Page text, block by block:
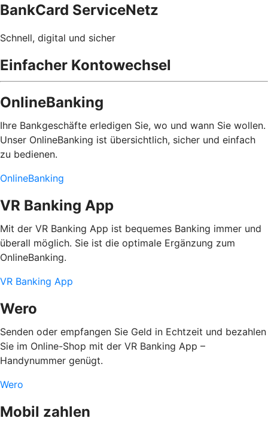
BankCard ServiceNetz
Schnell, digital und sicher
Einfacher Kontowechsel
OnlineBanking
Ihre Bankgeschäfte erledigen Sie, wo und wann Sie wollen.
Unser OnlineBanking ist übersichtlich, sicher und einfach
zu bedienen.
OnlineBanking
VR Banking App
Mit der VR Banking App ist bequemes Banking immer und
überall möglich. Sie ist die optimale Ergänzung zum
OnlineBanking.
VR Banking App
Wero
Senden oder empfangen Sie Geld in Echtzeit und bezahlen
Sie im Online-Shop mit der VR Banking App –
Handynummer genügt.
Wero
Mobil zahlen